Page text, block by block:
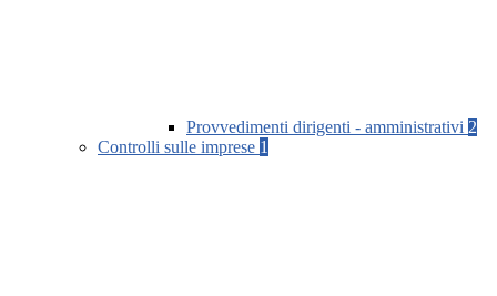
Provvedimenti dirigenti - amministrativi 2
Controlli sulle imprese 1